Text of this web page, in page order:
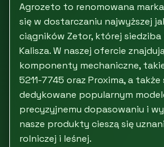
Agrozeto to renomowana
się w dostarczaniu najwyższej
ciągników Zetor, której siedziba
Kalisza. W naszej ofercie
komponenty mechaniczne,
5211-7745 oraz Proxima, a
dedykowane popularnym
precyzyjnemu dopasowaniu i
nasze produkty cieszą się
rolniczej i leśnej.